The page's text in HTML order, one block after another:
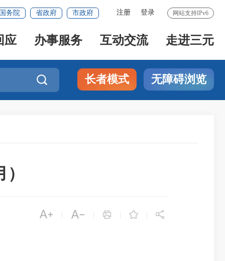
网站支持IPv6
注册 登录
国务院 省政府 市政府
应 办事服务 互动交流 走进三元
 长者模式 无障碍浏览
    